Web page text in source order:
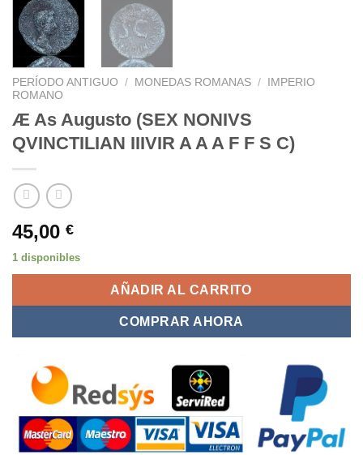
PERÍODO ANTIGUO / MONEDAS ROMANAS /
IMPERIO
ROMANO
Æ As Augusto (SEX NONIVS
QVINCTILIAN IIIVIR A A A F F S C)
45,00 €
1 disponibles
AÑADIR AL CARRITO
COMPRAR AHORA